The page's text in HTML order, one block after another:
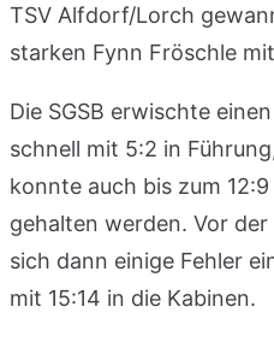
TSV Alfdorf/Lorch
starken Fynn Fröschle
Die SGSB erwischte
schnell mit 5:2 in
konnte auch bis zum
gehalten werden. Vor
sich dann einige Fehler
mit 15:14 in die Kabinen.